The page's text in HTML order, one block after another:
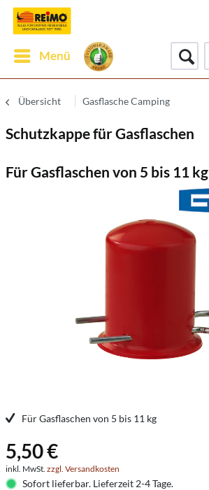
Menü
Übersicht Gasflasche Camping
Schutzkappe für Gasflaschen
Für Gasflaschen von 5 bis 11 kg
Für Gasflaschen von 5 bis 11 kg
5,50 €
inkl. MwSt. zzgl. Versandkosten
Sofort lieferbar. Lieferzeit 2-4 Tage.